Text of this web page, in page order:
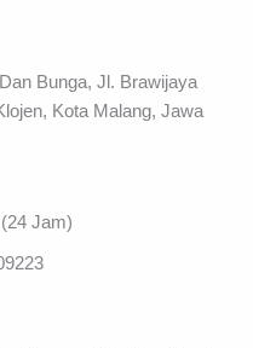
Bunga, Jl. Brawijaya
Kota Malang, Jawa
Jam)